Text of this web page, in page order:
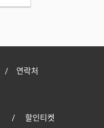
연락처
할인티켓